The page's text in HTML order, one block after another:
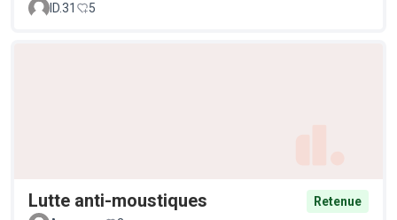
ID.31
5
Lutte anti-moustiques
Retenue